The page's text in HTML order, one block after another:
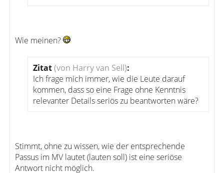
Wie meinen?
Zitat(von Harry van Sell):
Ich frage mich immer, wie die Leute darauf
kommen, dass so eine Frage ohne Kenntnis
relevanter Details seriös zu beantworten wäre?
Stimmt, ohne zu wissen, wie der entsprechende
Passus im MV lautet (lauten soll) ist eine seriöse
Antwort nicht möglich.